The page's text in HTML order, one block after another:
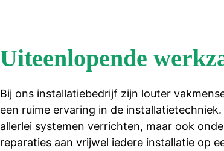
Uiteenlopende
Bij ons installatiebedrijf zijn louter
een ruime ervaring in de
allerlei systemen verrichten, maar ook
reparaties aan vrijwel iedere installatie op